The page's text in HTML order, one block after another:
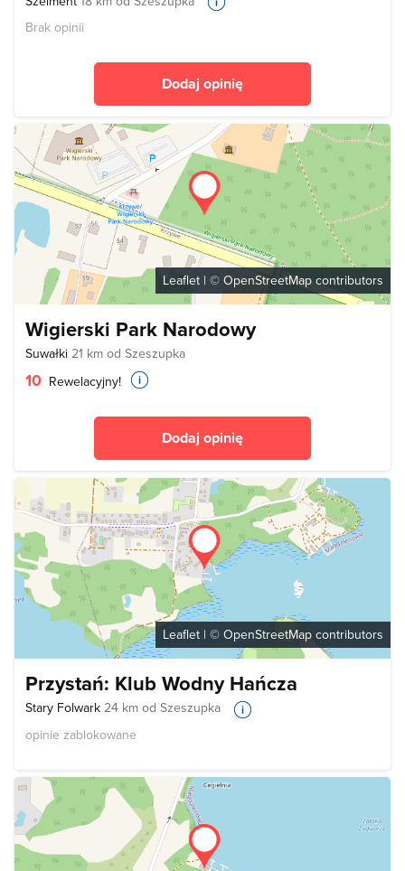
Brak opinii
Dodaj opinię
Leaflet | © OpenStreetMap contributors
Wigierski Park Narodowy
Suwałki 21 km od Szeszupka
10 Rewelacyjny!
Dodaj opinię
Leaflet | © OpenStreetMap contributors
Przystań: Klub Wodny Hańcza
Stary Folwark 24 km od Szeszupka
opinie zablokowane